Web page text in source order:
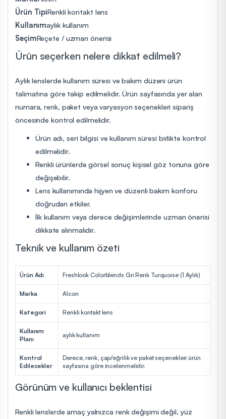
Ürün TipiRenkli kontakt lens
Kullanımaylık kullanım
SeçimReçete / uzman önerisi
Ürün seçerken nelere dikkat edilmeli?
Aylık lenslerde kullanım süresi ve bakım düzeni ürün
talimatına göre takip edilmelidir. Ürün sayfasında yer alan
numara, renk, paket veya varyasyon seçenekleri sipariş
öncesinde kontrol edilmelidir.
Ürün adı, seri bilgisi ve kullanım süresi birlikte kontrol
edilmelidir.
Renkli ürünlerde görsel sonuç kişisel göz tonuna göre
değişebilir.
Lens kullanımında hijyen ve düzenli bakım konforu
doğrudan etkiler.
İlk kullanım veya derece değişimlerinde uzman önerisi
dikkate alınmalıdır.
Teknik ve kullanım özeti
Ürün Adı Freshlook Colorblends Gri Renk Turquoise (1 Aylık)
Marka Alcon
Kategori Renkli kontakt lens
Kullanım
Planı
aylık kullanım
Kontrol
Edilecekler
Derece, renk, çap/eğrilik ve paket seçenekleri ürün
sayfasına göre incelenmelidir.
Görünüm ve kullanıcı beklentisi
Renkli lenslerde amaç yalnızca renk değişimi değil, yüz